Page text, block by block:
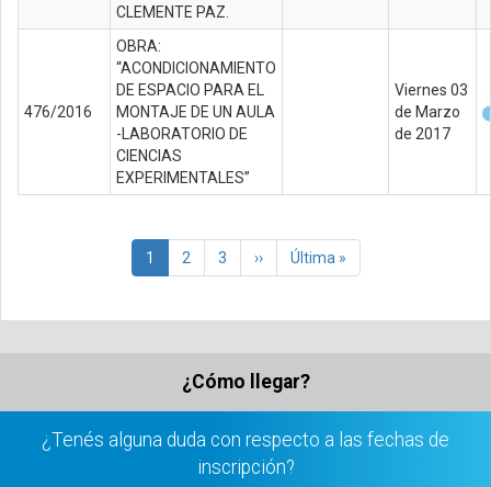
CLEMENTE PAZ.
476/2016
OBRA:
“ACONDICIONAMIENTO
DE ESPACIO PARA EL
MONTAJE DE UN AULA
-LABORATORIO DE
CIENCIAS
EXPERIMENTALES”
Viernes 03
de Marzo
de 2017
Página
actual
1 Página
2 Página
3
Siguiente
página
››
Última
página
Última »
¿Cómo llegar?
¿Tenés alguna duda con respecto a las fechas de
inscripción?